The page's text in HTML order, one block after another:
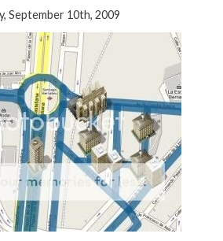
September 10th, 2009